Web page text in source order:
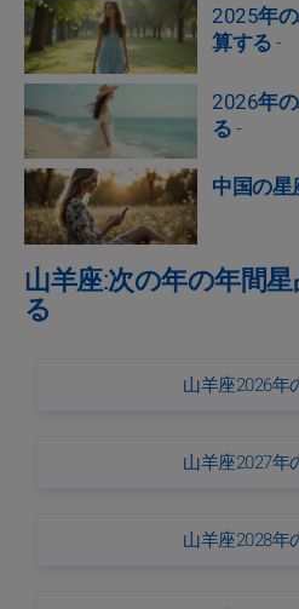
2025年
算する-
2026年
る-
中国の
山羊座:次の年の年間
る
山羊座2026年
山羊座2027年
山羊座2028年